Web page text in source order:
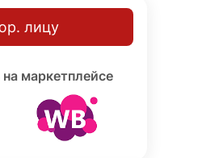
лицу
маркетплейсе